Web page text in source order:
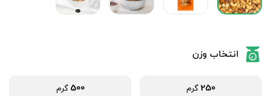
انتخاب وزن
250 گرم 500 گرم